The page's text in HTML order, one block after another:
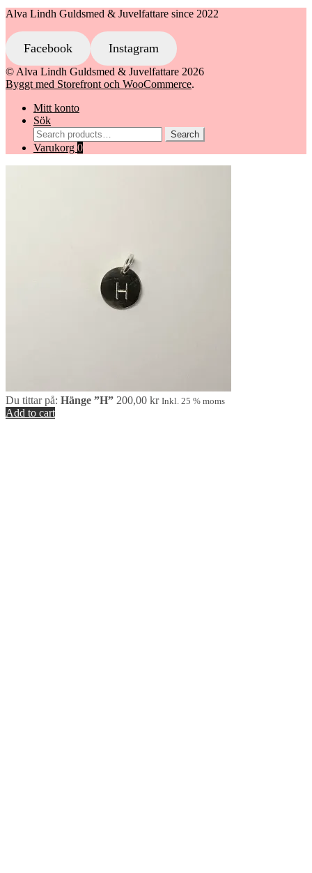
Alva Lindh Guldsmed & Juvelfattare since 2022
Facebook Instagram
© Alva Lindh Guldsmed & Juvelfattare 2026
Byggt med Storefront och WooCommerce.
Mitt konto
Sök
Search
for:
Search
Varukorg 0
Du tittar på: Hänge ”H” 200,00 kr Inkl. 25 % moms
Add to cart